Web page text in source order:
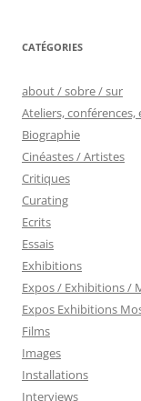
CATÉGORIES
about / sobre / sur
Ateliers,
Biographie
Cinéastes / Artistes
Critiques
Curating
Ecrits
Essais
Exhibitions
Expos / Exhibitions /
Expos Exhibitions
Films
Images
Installations
Interviews